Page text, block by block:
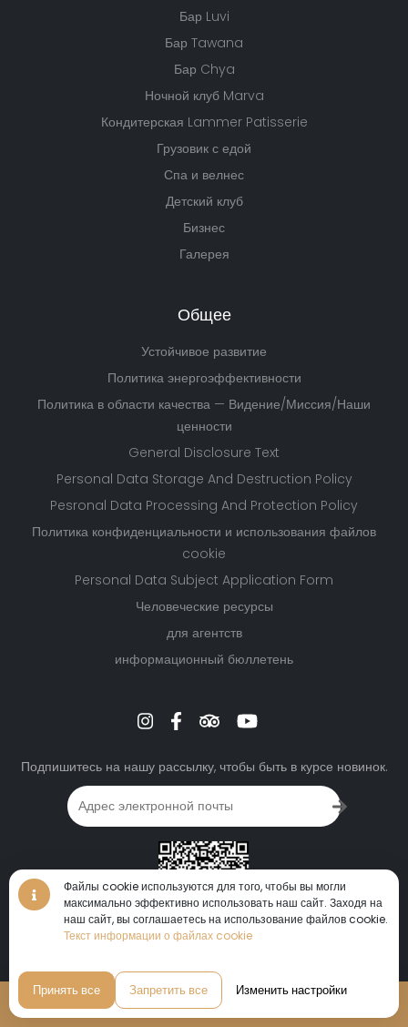
Бронирование
Файлы cookie используются для того, чтобы вы могли
максимально эффективно использовать наш сайт. Заходя на
наш сайт, вы соглашаетесь на использование файлов cookie.
Текст информации о файлах cookie
Принять все Запретить все Изменить настройки
виртуальный тур • виртуальный тур • виртуальный тур •
Бар Luvi
Бар Tawana
Бар Chya
Ночной клуб Marva
Кондитерская Lammer Patisserie
Грузовик с едой
Спа и велнес
Детский клуб
Бизнес
Галерея
Общее
Устойчивое развитие
Политика энергоэффективности
Политика в области качества — Видение/Миссия/Наши
ценности
General Disclosure Text
Personal Data Storage And Destruction Policy
Pesronal Data Processing And Protection Policy
Политика конфиденциальности и использования файлов
cookie
Personal Data Subject Application Form
Человеческие ресурсы
для агентств
информационный бюллетень
Подпишитесь на нашу рассылку, чтобы быть в курсе новинок.